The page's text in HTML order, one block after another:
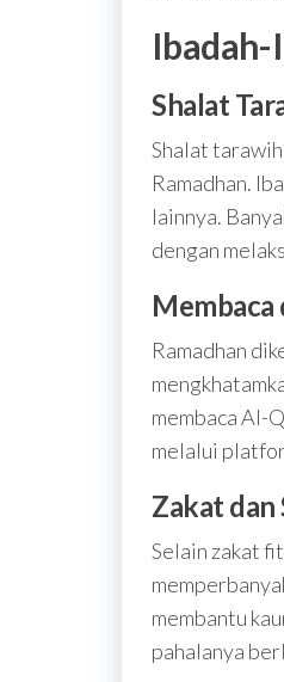
Ibadah-
Shalat
Shalat
Ramadhan.
lainnya.
dengan
Membaca
Ramadhan
membaca Al-
melalui
Zakat dan
Selain zakat
membantu
pahalanya